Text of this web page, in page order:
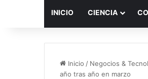
INICIO CIENCIA
Inicio / Negocios &
año tras año en marzo